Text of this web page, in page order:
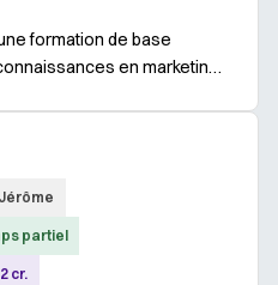
formation de base
en marketing
partiel
cr.